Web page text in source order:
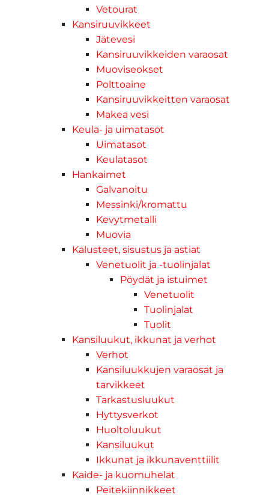
Vetourat
Kansiruuvikkeet
Jätevesi
Kansiruuvikkeiden varaosat
Muoviseokset
Polttoaine
Kansiruuvikkeitten varaosat
Makea vesi
Keula- ja uimatasot
Uimatasot
Keulatasot
Hankaimet
Galvanoitu
Messinki/kromattu
Kevytmetalli
Muovia
Kalusteet, sisustus ja astiat
Venetuolit ja -tuolinjalat
Pöydät ja istuimet
Venetuolit
Tuolinjalat
Tuolit
Kansiluukut, ikkunat ja verhot
Verhot
Kansiluukkujen varaosat ja
tarvikkeet
Tarkastusluukut
Hyttysverkot
Huoltoluukut
Kansiluukut
Ikkunat ja ikkunaventtiilit
Kaide- ja kuomuhelat
Peitekiinnikkeet